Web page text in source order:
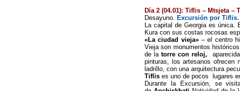
Día 2 (04.01): Tiflis – Mtsjeta –
Desayuno. Excursión por Tiflis.
La capital de Georgia es única.
Kura con sus costas rocosas
«La ciudad vieja»– el centro
Vieja son monumentos
de latorre con reloj,
pinturas, los artesanos ofrecen
ladrillo, con una arquitectura
Tiflis es uno de pocos lugares
Durante la Excursión, se